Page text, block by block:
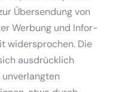
Übersendung von
Werbung und Infor­
wider­sprochen. Die
ausdrücklich